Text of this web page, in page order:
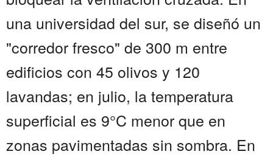
una universidad del sur, se diseñó un
"corredor fresco" de 300 m entre
edificios con 45 olivos y 120
lavandas; en julio, la temperatura
superficial es 9°C menor que en
zonas pavimentadas sin sombra. En